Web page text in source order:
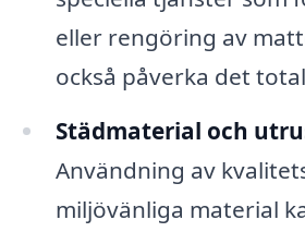
eller rengöring av
också påverka det
Städmaterial och
Användning av
miljövänliga material